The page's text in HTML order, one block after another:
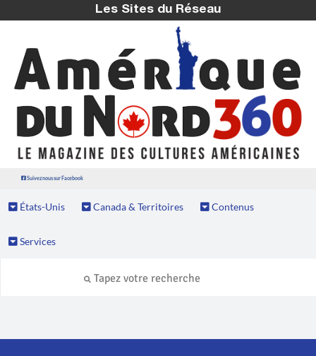
Les Sites du Réseau
Suivez nous sur Facebook
États-Unis Canada & Territoires Contenus
Services